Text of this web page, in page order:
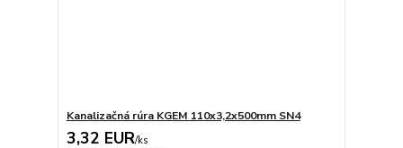
Kanalizačná rúra KGEM 110x3,2x500mm SN4
3,32 EUR/ks